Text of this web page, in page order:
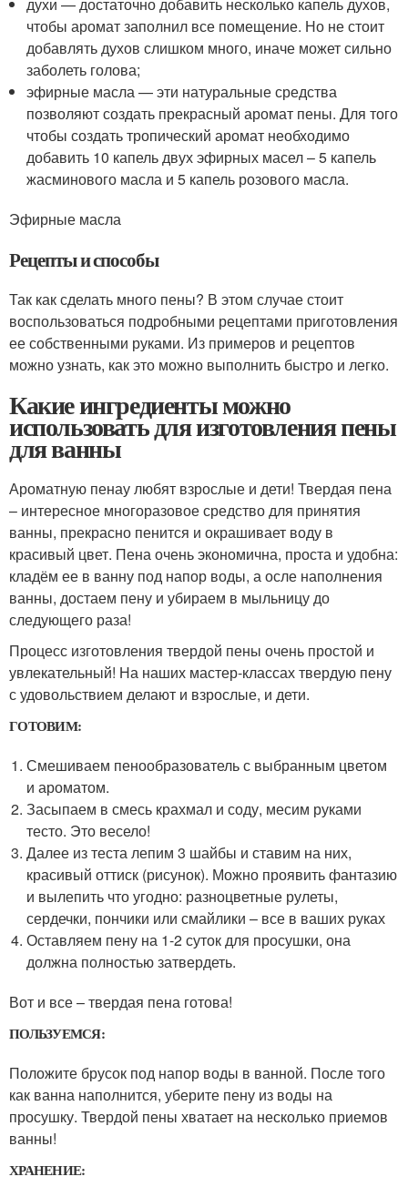
чтобы аромат заполнил все помещение. Но не стоит
добавлять духов слишком много, иначе может сильно
заболеть голова;
эфирные масла — эти натуральные средства
позволяют создать прекрасный аромат пены. Для того
чтобы создать тропический аромат необходимо
добавить 10 капель двух эфирных масел – 5 капель
жасминового масла и 5 капель розового масла.
Эфирные масла
Рецепты и способы
Так как сделать много пены? В этом случае стоит
воспользоваться подробными рецептами приготовления
ее собственными руками. Из примеров и рецептов
можно узнать, как это можно выполнить быстро и легко.
Какие ингредиенты можно
использовать для изготовления пены
для ванны
Ароматную пенау любят взрослые и дети! Твердая пена
– интересное многоразовое средство для принятия
ванны, прекрасно пенится и окрашивает воду в
красивый цвет. Пена очень экономична, проста и удобна:
кладём ее в ванну под напор воды, а осле наполнения
ванны, достаем пену и убираем в мыльницу до
следующего раза!
Процесс изготовления твердой пены очень простой и
увлекательный! На наших мастер-классах твердую пену
с удовольствием делают и взрослые, и дети.
ГОТОВИМ:
Смешиваем пенообразователь с выбранным цветом
и ароматом.
Засыпаем в смесь крахмал и соду, месим руками
тесто. Это весело!
Далее из теста лепим 3 шайбы и ставим на них,
красивый оттиск (рисунок). Можно проявить фантазию
и вылепить что угодно: разноцветные рулеты,
сердечки, пончики или смайлики – все в ваших руках
Оставляем пену на 1-2 суток для просушки, она
должна полностью затвердеть.
Вот и все – твердая пена готова!
ПОЛЬЗУЕМСЯ:
Положите брусок под напор воды в ванной. После того
как ванна наполнится, уберите пену из воды на
просушку. Твердой пены хватает на несколько приемов
ванны!
ХРАНЕНИЕ: